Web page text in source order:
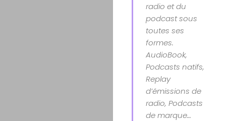
radio et du
podcast sous
toutes ses
formes.
AudioBook,
Podcasts natifs,
Replay
d’émissions de
radio, Podcasts
de marque…